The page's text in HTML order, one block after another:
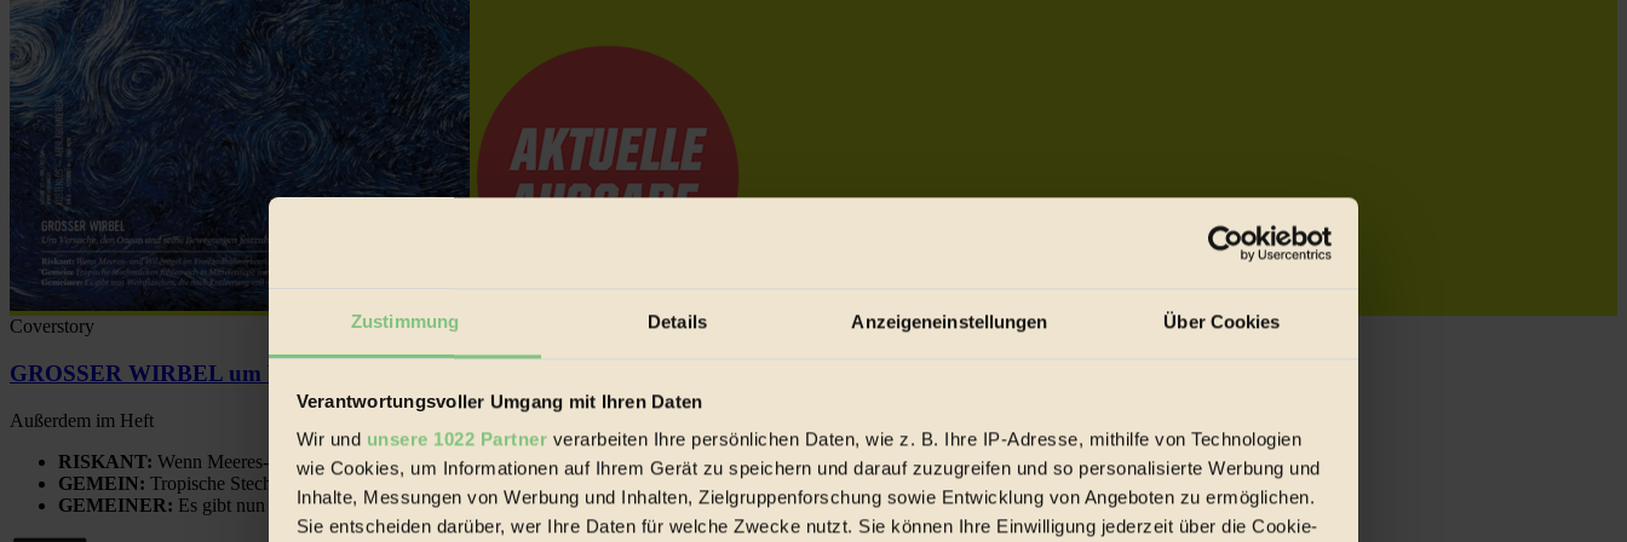
Zustimmung Details Anzeigeneinstellungen Über Cookies
Verantwortungsvoller Umgang mit Ihren Daten
Wir und unsere 1022 Partner verarbeiten Ihre persönlichen Daten, wie z. B. Ihre IP-Adresse, mithilfe von Technologien
wie Cookies, um Informationen auf Ihrem Gerät zu speichern und darauf zuzugreifen und so personalisierte Werbung und
Inhalte, Messungen von Werbung und Inhalten, Zielgruppenforschung sowie Entwicklung von Angeboten zu ermöglichen.
Sie entscheiden darüber, wer Ihre Daten für welche Zwecke nutzt. Sie können Ihre Einwilligung jederzeit über die Cookie-
Coverstory
GROSSER WIRBEL um Versuche, den Ozean und seine Bewegungen festzuhalten.
Außerdem im Heft
RISKANT: Wenn Meeres- und Wildvögel im Freilandhühnerbetrieb vorbeischauen.
GEMEIN: Tropische Stechmücken fühlen sich in Mitteleuropa inziwschen oft zu Hause.
GEMEINER: Es gibt nun Weinflaschen, die nach Entleerung voll wieder zu dir zurückkommen.